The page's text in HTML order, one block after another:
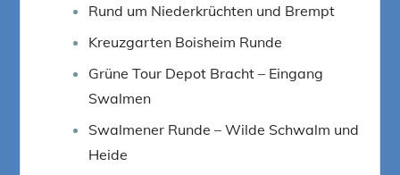
Rund um Niederkrüchten und Brempt
Kreuzgarten Boisheim Runde
Grüne Tour Depot Bracht – Eingang
Swalmen
Swalmener Runde – Wilde Schwalm und
Heide